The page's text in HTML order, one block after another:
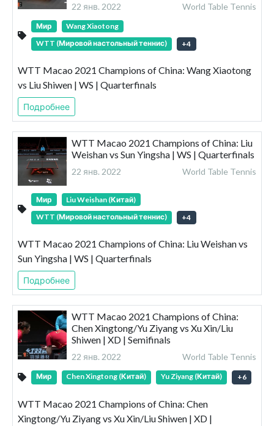
22 янв. 2022 World Table Tennis
Мир
Wang Xiaotong
WTT (Мировой настольный теннис)
+4
WTT Macao 2021 Champions of China: Wang Xiaotong
vs Liu Shiwen | WS | Quarterfinals
Подробнее
WTT Macao 2021 Champions of China: Liu
Weishan vs Sun Yingsha | WS | Quarterfinals
22 янв. 2022 World Table Tennis
Мир
Liu Weishan (Китай)
WTT (Мировой настольный теннис)
+4
WTT Macao 2021 Champions of China: Liu Weishan vs
Sun Yingsha | WS | Quarterfinals
Подробнее
WTT Macao 2021 Champions of China:
Chen Xingtong/Yu Ziyang vs Xu Xin/Liu
Shiwen | XD | Semifinals
22 янв. 2022 World Table Tennis
Мир Chen Xingtong (Китай) Yu Ziyang (Китай) +6
WTT Macao 2021 Champions of China: Chen
Xingtong/Yu Ziyang vs Xu Xin/Liu Shiwen | XD |